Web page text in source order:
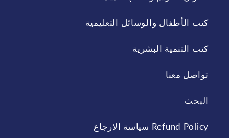
كتب الأطفال والوسائل التعليمية
كتب التنمية البشرية
تواصل معنا
البحث
Refund Policy سياسة الارجاع